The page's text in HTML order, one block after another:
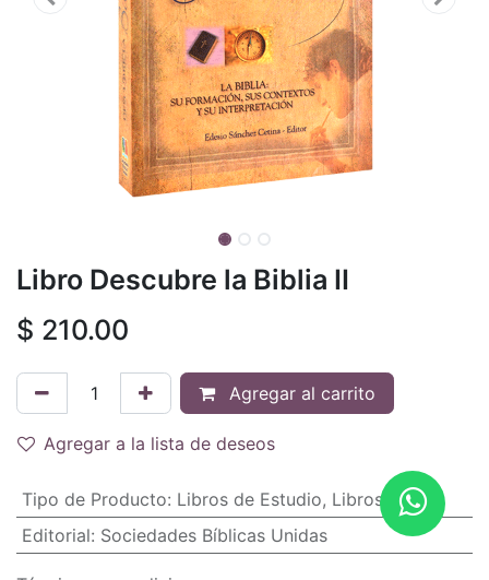
Libro Descubre la Biblia II
$ 210.00
Agregar al carrito
Agregar a la lista de deseos
Tipo de Producto: Libros de Estudio, Libros
Editorial: Sociedades Bíblicas Unidas